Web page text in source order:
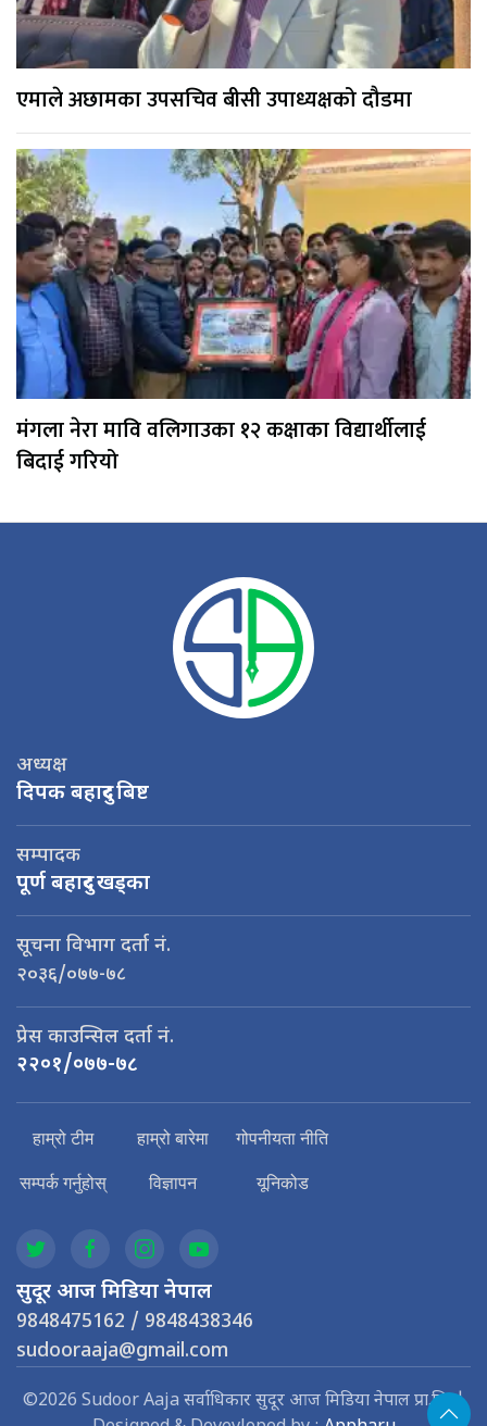
एमाले अछामका उपसचिव बीसी उपाध्यक्षको दौडमा
मंगला नेरा मावि वलिगाउका १२ कक्षाका विद्यार्थीलाई
बिदाई गरियो
अध्यक्ष
दिपक बहादुर बिष्ट
सम्पादक
पूर्ण बहादुर खड्का
सूचना विभाग दर्ता नं.
२०३६/०७७-७८
प्रेस काउन्सिल दर्ता नं.
२२०१/०७७-७८
हाम्रो टीम हाम्रो बारेमा गोपनीयता नीति
सम्पर्क गर्नुहोस् विज्ञापन यूनिकोड
सुदूर आज मिडिया नेपाल
9848475162 / 9848438346
sudooraaja@gmail.com
©2026 Sudoor Aaja सर्वाधिकार सुदूर आज मिडिया नेपाल प्रा.लि. |